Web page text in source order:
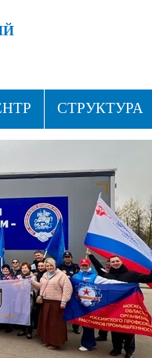
СТРУКТУРА